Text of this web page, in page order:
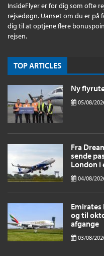
InsideFlyer er for dig som ofte
rejsedøgn. Uanset om du er på
dig til at optjene flere
rejsen.
TOP ARTICLES
Ny
05/08/
Fra
sende
London i
04/08/
og til
afgange
03/08/